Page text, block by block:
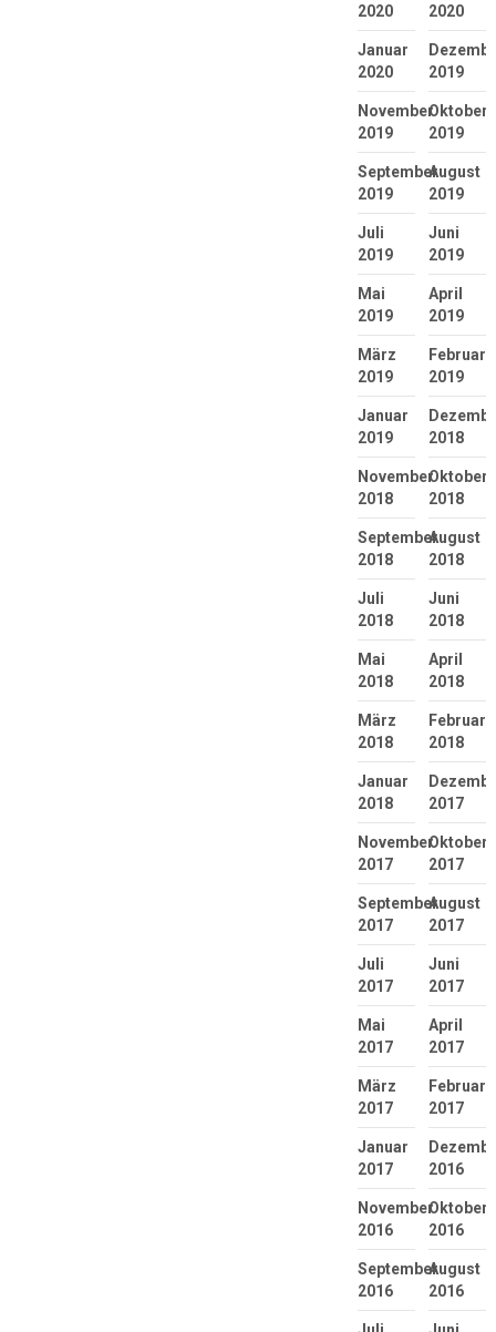
2020
2020
Januar
2020
2019
November
2019
Oktober
2019
September
2019
August
2019
Juli
2019
Juni
2019
Mai
2019
April
2019
März
2019
Februar
2019
Januar
2019
2018
November
2018
Oktober
2018
September
2018
August
2018
Juli
2018
Juni
2018
Mai
2018
April
2018
März
2018
Februar
2018
Januar
2018
2017
November
2017
Oktober
2017
September
2017
August
2017
Juli
2017
Juni
2017
Mai
2017
April
2017
März
2017
Februar
2017
Januar
2017
2016
November
2016
Oktober
2016
September
2016
August
2016